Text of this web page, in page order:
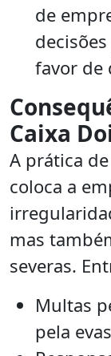
de
favor de
Caixa
A prática
coloca a
mas
severas.
Multas
pela